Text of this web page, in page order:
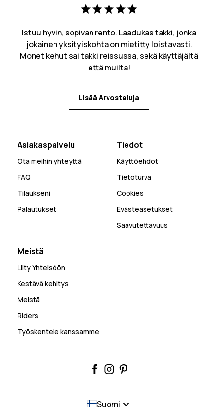
Istuu hyvin, sopivan rento. Laadukas takki, jonka
jokainen yksityiskohta on mietitty loistavasti.
Monet kehut sai takki reissussa, sekä käyttäjältä
että muilta!
Lisää Arvosteluja
Asiakaspalvelu
Ota meihin yhteyttä
FAQ
Tilaukseni
Palautukset
Tiedot
Käyttöehdot
Tietoturva
Cookies
Evästeasetukset
Saavutettavuus
Meistä
Liity Yhteisöön
Kestävä kehitys
Meistä
Riders
Työskentele kanssamme
Suomi